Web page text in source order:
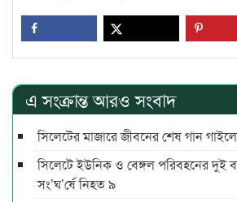
এ সংক্রান্ত আরও সংবাদ
সিলেটের মাজারে জীবনের শেষ গান
সিলেটে ইউনিক ও বেঙ্গল পরিবহনের দুই
সং’ঘ’র্ষে নিহত ৯